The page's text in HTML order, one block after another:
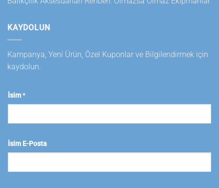
KAYDOLUN
Kampanya, Yeni Ürün, Özel Kuponlar ve Bilgilendirmek için
kaydolun.
İsim*
İsim E-Posta